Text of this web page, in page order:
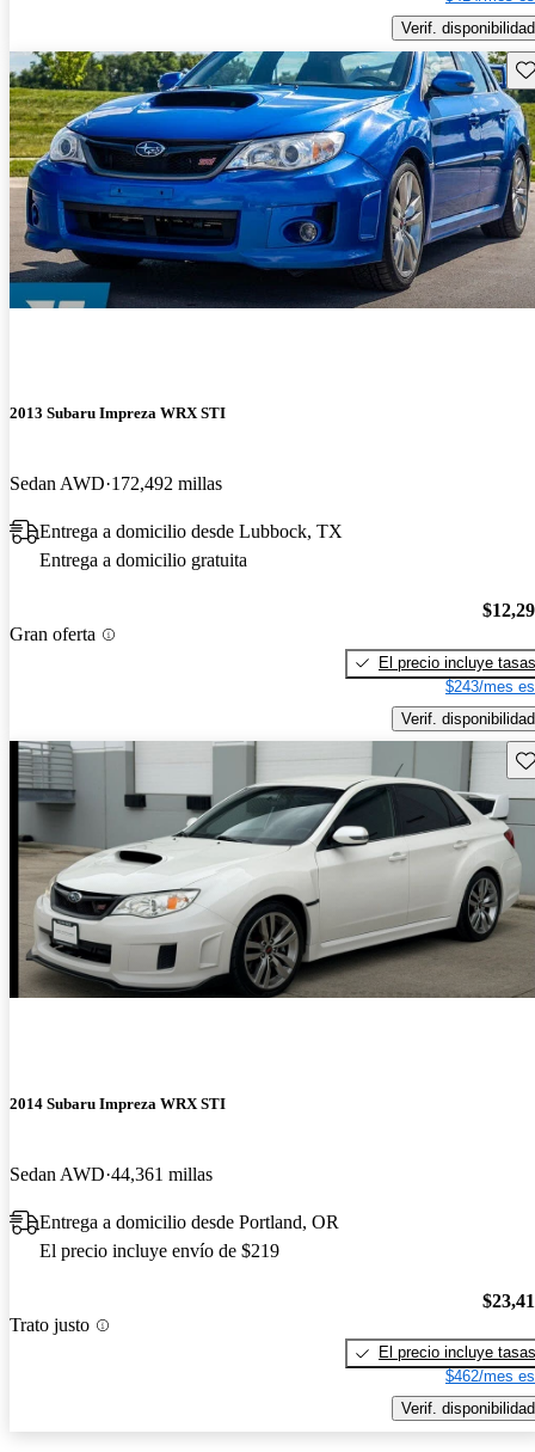
Verif. disponibilidad
2013 Subaru Impreza WRX STI
Sedan AWD 172,492 millas
Entrega a domicilio desde Lubbock, TX
Entrega a domicilio gratuita
Gran oferta
El precio incluye tasas
$243/mes
Verif. disponibilidad
2014 Subaru Impreza WRX STI
Sedan AWD 44,361 millas
Entrega a domicilio desde Portland, OR
El precio incluye envío de $219
Trato justo
El precio incluye tasas
$462/mes
Verif. disponibilidad